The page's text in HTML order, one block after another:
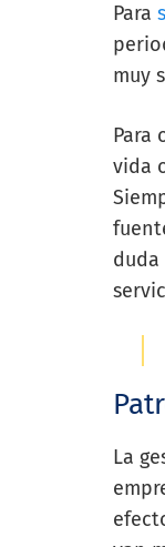
Para
muy
Para
vida
duda
La